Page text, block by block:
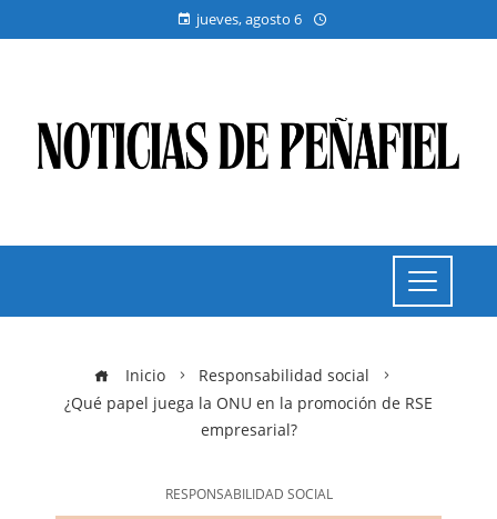
jueves, agosto 6
Inicio
Responsabilidad social
¿Qué papel juega la ONU en la promoción de RSE
empresarial?
RESPONSABILIDAD SOCIAL